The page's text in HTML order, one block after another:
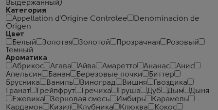
Выдержанный)
Категория
Appellation d'Origine Controlee
Denominacion de
Origen
Цвет
Белый
Золотая Золотой Прозрачная
Розовый
Темный
Ароматика
Абрикос
Агава Айва Амаретто Ананас
Анис
Апельсин
Банан Березовые почки
Биттер
Брусника
Ваниль Виноград Вишня
Гвоздика
Гранат
Грейпфрут Гречиха Груша Дуб Дым
Дыня
Ежевика
Зерновая смесь Имбирь
Карамель
Кардамон
Кизил Клубника Клюква
Кокос